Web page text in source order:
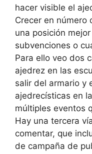
hacer visible el
Crecer en número
una posición
subvenciones o
Para ello veo dos
ajedrez en las
salir del armario y
ajedrecísticas en
múltiples eventos
Hay una tercera
comentar, que
de campaña de